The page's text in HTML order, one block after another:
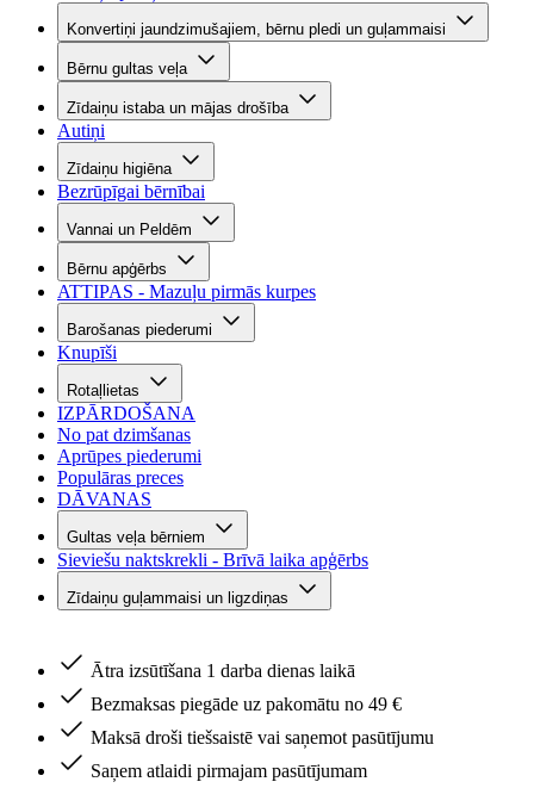
Konvertiņi jaundzimušajiem, bērnu pledi un guļammaisi
Bērnu gultas veļa
Zīdaiņu istaba un mājas drošība
Autiņi
Zīdaiņu higiēna
Bezrūpīgai bērnībai
Vannai un Peldēm
Bērnu apģērbs
ATTIPAS - Mazuļu pirmās kurpes
Barošanas piederumi
Knupīši
Rotaļlietas
IZPĀRDOŠANA
No pat dzimšanas
Aprūpes piederumi
Populāras preces
DĀVANAS
Gultas veļa bērniem
Sieviešu naktskrekli - Brīvā laika apģērbs
Zīdaiņu guļammaisi un ligzdiņas
Ātra izsūtīšana 1 darba dienas laikā
Bezmaksas piegāde uz pakomātu no 49 €
Maksā droši tiešsaistē vai saņemot pasūtījumu
Saņem atlaidi pirmajam pasūtījumam